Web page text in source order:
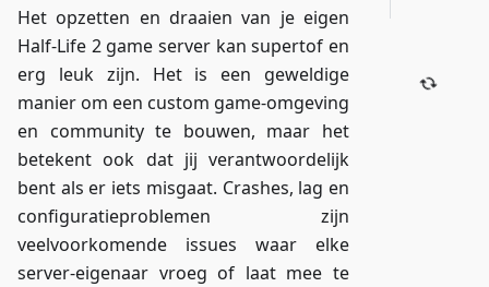
Het opzetten en draaien van je eigen
Half-Life 2 game server kan supertof en
erg leuk zijn. Het is een geweldige
manier om een custom game-omgeving
en community te bouwen, maar het
betekent ook dat jij verantwoordelijk
bent als er iets misgaat. Crashes, lag en
configuratieproblemen zijn
veelvoorkomende issues waar elke
server-eigenaar vroeg of laat mee te